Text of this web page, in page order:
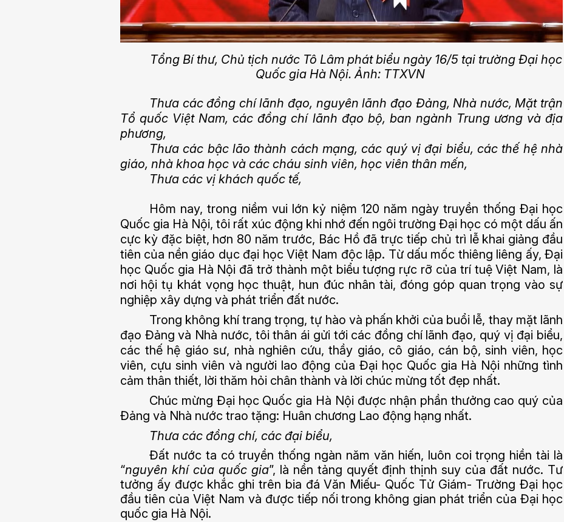
Tổng Bí thư, Chủ tịch nước Tô Lâm phát biểu ngày 16/5 tại trường Đại học
Quốc gia Hà Nội. Ảnh: TTXVN
Thưa các đồng chí lãnh đạo, nguyên lãnh đạo Đảng, Nhà nước, Mặt trận
Tổ quốc Việt Nam, các đồng chí lãnh đạo bộ, ban ngành Trung ương và địa
phương,
Thưa các bậc lão thành cách mạng, các quý vị đại biểu, các thế hệ nhà
giáo, nhà khoa học và các cháu sinh viên, học viên thân mến,
Thưa các vị khách quốc tế,
Hôm nay, trong niềm vui lớn kỷ niệm 120 năm ngày truyền thống Đại học
Quốc gia Hà Nội, tôi rất xúc động khi nhớ đến ngôi trường Đại học có một dấu ấn
cực kỳ đặc biệt, hơn 80 năm trước, Bác Hồ đã trực tiếp chủ trì lễ khai giảng đầu
tiên của nền giáo dục đại học Việt Nam độc lập. Từ dấu mốc thiêng liêng ấy, Đại
học Quốc gia Hà Nội đã trở thành một biểu tượng rực rỡ của trí tuệ Việt Nam, là
nơi hội tụ khát vọng học thuật, hun đúc nhân tài, đóng góp quan trọng vào sự
nghiệp xây dựng và phát triển đất nước.
Trong không khí trang trọng, tự hào và phấn khởi của buổi lễ, thay mặt lãnh
đạo Đảng và Nhà nước, tôi thân ái gửi tới các đồng chí lãnh đạo, quý vị đại biểu,
các thế hệ giáo sư, nhà nghiên cứu, thầy giáo, cô giáo, cán bộ, sinh viên, học
viên, cựu sinh viên và người lao động của Đại học Quốc gia Hà Nội những tình
cảm thân thiết, lời thăm hỏi chân thành và lời chúc mừng tốt đẹp nhất.
Chúc mừng Đại học Quốc gia Hà Nội được nhận phần thưởng cao quý của
Đảng và Nhà nước trao tặng: Huân chương Lao động hạng nhất.
Thưa các đồng chí, các đại biểu,
Đất nước ta có truyền thống ngàn năm văn hiến, luôn coi trọng hiền tài là
“nguyên khí của quốc gia”, là nền tảng quyết định thịnh suy của đất nước. Tư
tưởng ấy được khắc ghi trên bia đá Văn Miếu- Quốc Tử Giám- Trường Đại học
đầu tiên của Việt Nam và được tiếp nối trong không gian phát triển của Đại học
quốc gia Hà Nội.